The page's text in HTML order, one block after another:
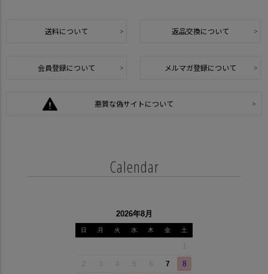
送料について 返品交換について
会員登録について メルマガ登録について
悪質な偽サイトについて
Calendar